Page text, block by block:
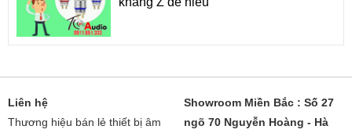
Liên hệ
Thương hiệu bán lẻ thiết bị âm
Showroom Miền Bắc : Số 27
ngõ 70 Nguyễn Hoàng - Hà